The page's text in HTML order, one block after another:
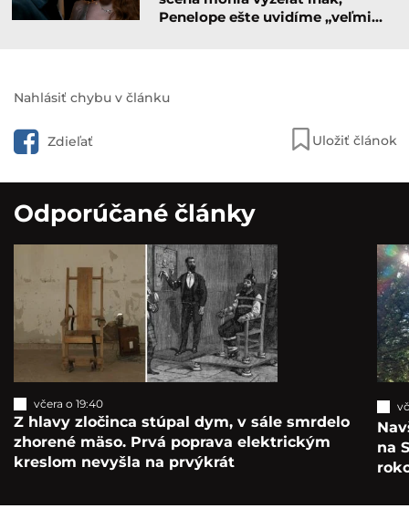
Penelope ešte uvidíme „veľmi…
Nahlásiť chybu v článku
Zdieľať Uložiť článok
Odporúčané články
včera o 19:40
Z hlavy zločinca stúpal dym, v sále smrdelo
zhorené mäso. Prvá poprava elektrickým
kreslom nevyšla na prvýkrát
na